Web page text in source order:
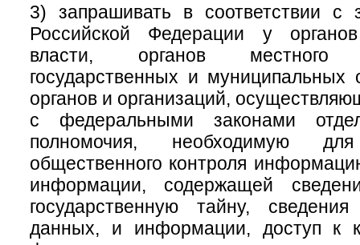
3) запрашивать в соответствии с
Российской Федерации у органов
власти, органов местного
государственных и муниципальных
органов и организаций,
с федеральными законами
полномочия, необходимую для
общественного контроля
информации, содержащей
государственную тайну,
данных, и информации, доступ к